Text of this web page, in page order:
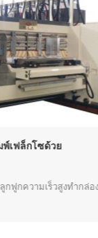
งทำกล่อง